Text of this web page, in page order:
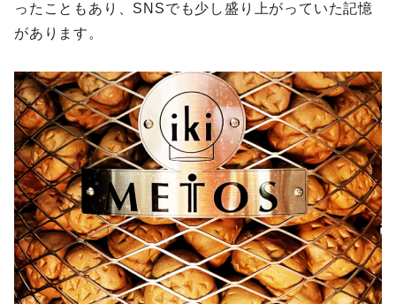
ったこともあり、SNSでも少し盛り上がっていた記憶
があります。